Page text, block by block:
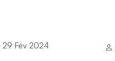
29 Fév 2024